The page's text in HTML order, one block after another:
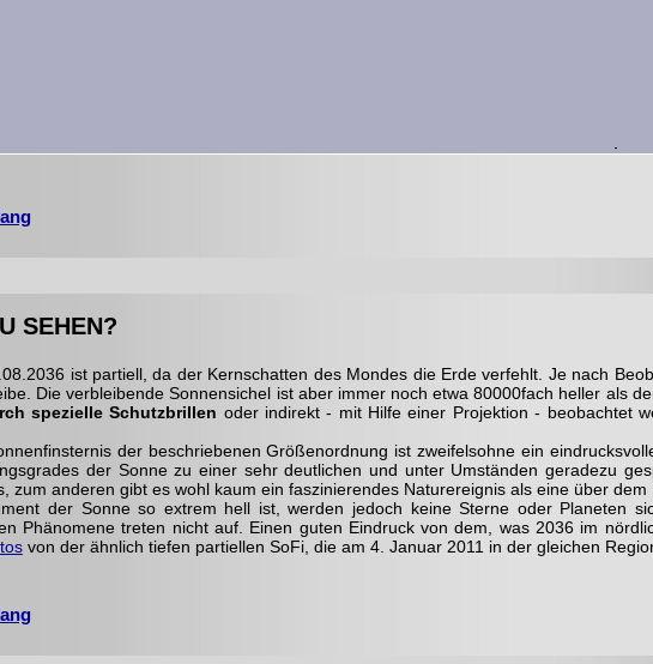
SEHEN?
ist partiell, da der Kernschatten des Mondes die Erde verfehlt. Je nach
Die verbleibende Sonnensichel ist aber immer noch etwa 80000fach heller als
spezielle Schutzbrillen oder indirekt - mit Hilfe einer Projektion - beobachtet
der beschriebenen Größenordnung ist zweifelsohne ein
der Sonne zu einer sehr deutlichen und unter Umständen geradezu
zum anderen gibt es wohl kaum ein faszinierendes Naturereignis als eine über
der Sonne so extrem hell ist, werden jedoch keine Sterne oder Planeten
Phänomene treten nicht auf. Einen guten Eindruck von dem, was 2036 im
von der ähnlich tiefen partiellen SoFi, die am 4. Januar 2011 in der gleichen